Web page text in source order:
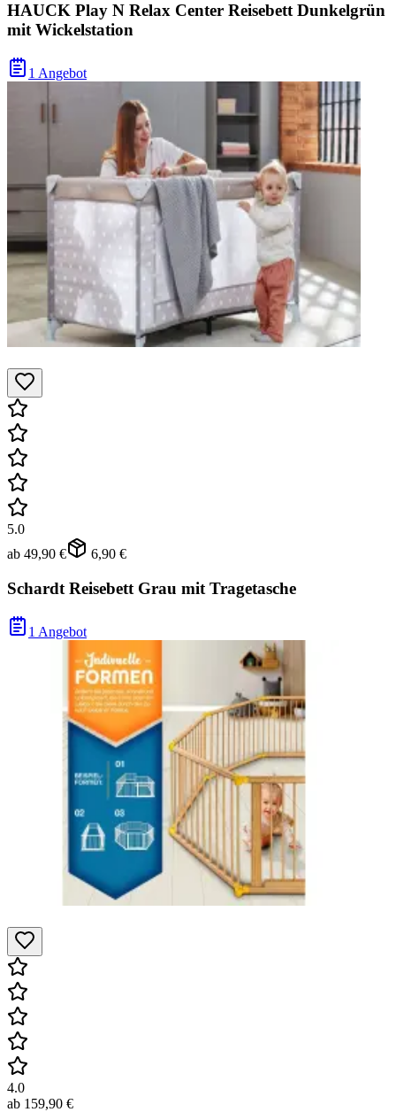
HAUCK Play N Relax Center Reisebett Dunkelgrün
mit Wickelstation
1 Angebot
5.0
ab 49,90 € 6,90 €
Schardt Reisebett Grau mit Tragetasche
1 Angebot
4.0
ab 159,90 €